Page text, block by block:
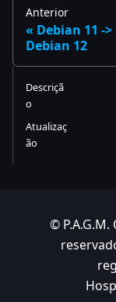
Anterior
Debian 11 ->
Debian 12
Descriçã
o
Atualizaç
ão
©